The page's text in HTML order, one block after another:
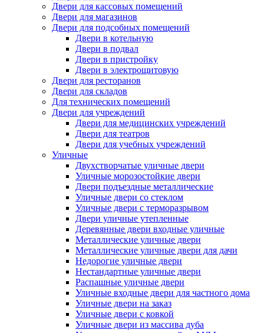
Двери для кассовых помещений
Двери для магазинов
Двери для подсобных помещений
Двери в котельную
Двери в подвал
Двери в пристройку
Двери в электрощитовую
Двери для ресторанов
Двери для складов
Для технических помещений
Двери для учреждений
Двери для медицинских учреждений
Двери для театров
Двери для учебных учреждений
Уличные
Двухстворчатые уличные двери
Уличные морозостойкие двери
Двери подъездные металлические
Уличные двери со стеклом
Уличные двери с терморазрывом
Двери уличные утепленные
Деревянные двери входные уличные
Металлические уличные двери
Металлические уличные двери для дачи
Недорогие уличные двери
Нестандартные уличные двери
Распашные уличные двери
Уличные входные двери для частного дома
Уличные двери на заказ
Уличные двери с ковкой
Уличные двери из массива дуба